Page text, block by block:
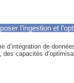
l’ingestion et
d’intégration de
des capacités